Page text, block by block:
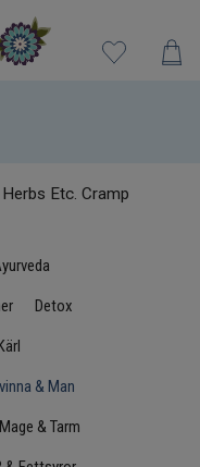
Etc. Cramp
Detox
& Man
Mage & Tarm